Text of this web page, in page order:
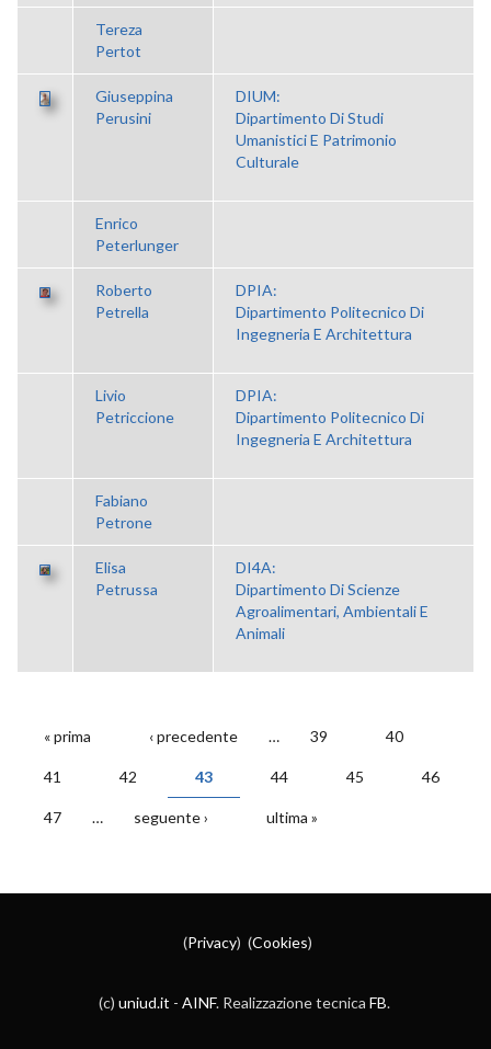
Tereza
Pertot
Giuseppina
Perusini
DIUM:
Dipartimento Di Studi
Umanistici E Patrimonio
Culturale
Enrico
Peterlunger
Roberto
Petrella
DPIA:
Dipartimento Politecnico Di
Ingegneria E Architettura
Livio
Petriccione
DPIA:
Dipartimento Politecnico Di
Ingegneria E Architettura
Fabiano
Petrone
Elisa
Petrussa
DI4A:
Dipartimento Di Scienze
Agroalimentari, Ambientali E
Animali
PAGINE
« prima ‹ precedente … 39 40
41 42 43 44 45 46
47 … seguente › ultima »
(Privacy) (Cookies)
(c) uniud.it - AINF. Realizzazione tecnica FB.